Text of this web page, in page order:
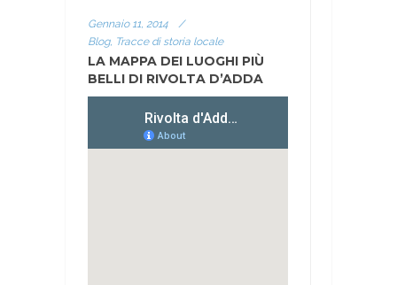
Gennaio 11, 2014
/
Blog, Tracce di storia locale
LA MAPPA DEI LUOGHI PIÙ
BELLI DI RIVOLTA D’ADDA